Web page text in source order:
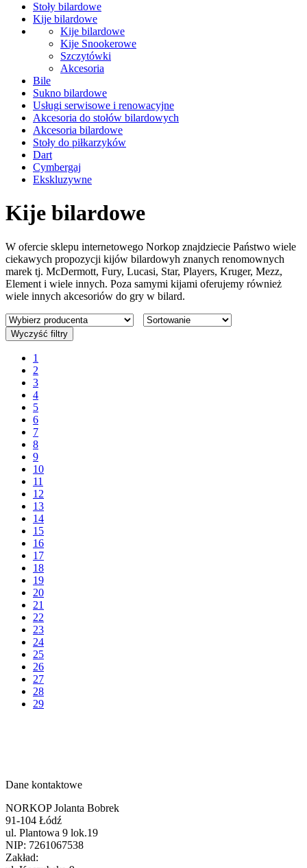
Stoły bilardowe
Kije bilardowe
Kije bilardowe
Kije Snookerowe
Szczytówki
Akcesoria
Bile
Sukno bilardowe
Usługi serwisowe i renowacyjne
Akcesoria do stołów bilardowych
Akcesoria bilardowe
Stoły do piłkarzyków
Dart
Cymbergaj
Ekskluzywne
Kije bilardowe
W ofercie sklepu internetowego Norkop znajdziecie Państwo wiele
ciekawych propozycji kijów bilardowyh znanych renomownych
marek tj. McDermott, Fury, Lucasi, Star, Players, Kruger, Mezz,
Element i wiele innych. Poza samymi kijami oferujemy również
wiele innych akcesoriów do gry w bilard.
Wyczyść filtry
1
2
3
4
5
6
7
8
9
10
11
12
13
14
15
16
17
18
19
20
21
22
23
24
25
26
27
28
29
Dane kontaktowe
NORKOP Jolanta Bobrek
91-104 Łódź
ul. Plantowa 9 lok.19
NIP: 7261067538
Zakład: